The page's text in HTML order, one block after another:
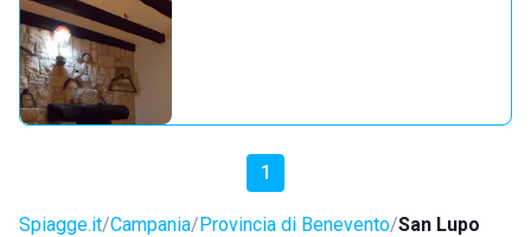
1
Spiagge.it Campania Provincia di Benevento San Lupo